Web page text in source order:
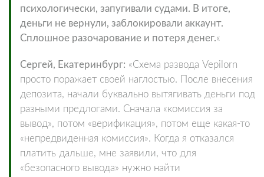
психологически, запугивали судами. В итоге,
деньги не вернули, заблокировали аккаунт.
Сплошное разочарование и потеря денег.«
Сергей, Екатеринбург: «Схема развода Vepilorn
просто поражает своей наглостью. После внесения
депозита, начали буквально вытягивать деньги под
разными предлогами. Сначала «комиссия за
вывод», потом «верификация», потом еще какая-то
«непредвиденная комиссия». Когда я отказался
платить дальше, мне заявили, что для
«безопасного вывода» нужно найти